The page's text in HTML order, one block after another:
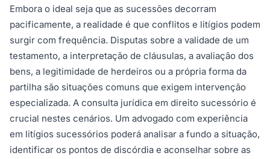
Embora o ideal seja que as sucessões decorram
pacificamente, a realidade é que conflitos e litígios podem
surgir com frequência. Disputas sobre a validade de um
testamento, a interpretação de cláusulas, a avaliação dos
bens, a legitimidade de herdeiros ou a própria forma da
partilha são situações comuns que exigem intervenção
especializada. A consulta jurídica em direito sucessório é
crucial nestes cenários. Um advogado com experiência
em litígios sucessórios poderá analisar a fundo a situação,
identificar os pontos de discórdia e aconselhar sobre as